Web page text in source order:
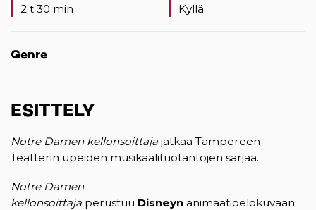
2 t 30 min Kyllä
Genre
ESITTELY
Notre Damen kellonsoittaja jatkaa Tampereen
Teatterin upeiden musikaalituotantojen sarjaa.
Notre Damen
kellonsoittaja perustuu Disneyn animaatioelokuvaan